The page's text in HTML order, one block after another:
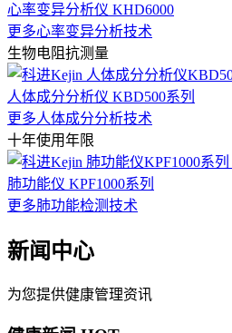
心率变异分析仪 KHD6000
更多心率变异分析技术
生物电阻抗测量
人体成分分析仪 KBD500系列
更多人体成分分析技术
十年使用年限
肺功能仪 KPF1000系列
更多肺功能检测技术
新闻中心
为您提供健康管理资讯